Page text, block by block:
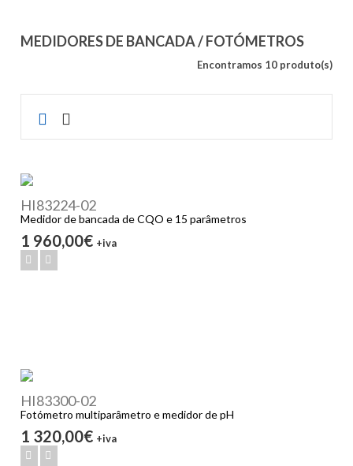
MEDIDORES DE BANCADA / FOTÓMETROS
Encontramos 10 produto(s)
HI83224-02
Medidor de bancada de CQO e 15 parâmetros
1 960,00€ +iva
HI83300-02
Fotómetro multiparâmetro e medidor de pH
1 320,00€ +iva